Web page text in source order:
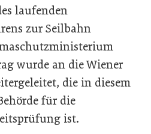
laufenden
zur Seilbahn
wurde an die Wiener
die in diesem
für die
ist.